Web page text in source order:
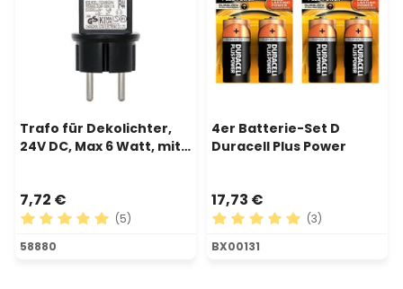
Trafo für Dekolichter,
24V DC, Max 6 Watt, mit
7,72 €
Durchschnittliche Bewertung von 5 von 5 Sternen
(5)
58880
4er Batterie-Set D
Duracell Plus Power
17,73 €
Durchschnittliche
(3)
BX00131